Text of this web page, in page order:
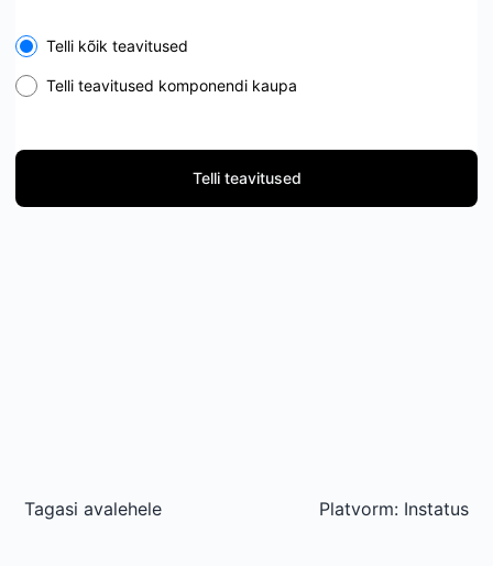
Select the components you want to receive updates for
Telli kõik teavitused
Telli teavitused komponendi kaupa
Telli teavitused
Tagasi avalehele Platvorm: Instatus